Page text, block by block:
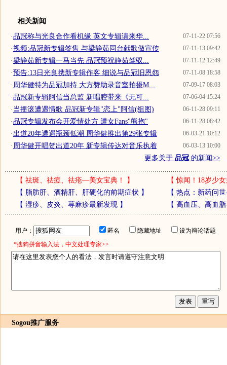
相关新闻
07-11-22 07:56
·品冠称与光良合作看机缘 英文专辑请来华...
07-11-13 09:42
·视频:品冠新专辑签售 与梁静茹同台献歌做宣传
07-11-12 12:49
·梁静茹新专辑一马当先 品冠预祝静茹驾驭...
07-11-08 18:58
·预告:13日光良携新专辑作客 细说与品冠旧恩怨
07-09-17 08:03
· 周华健特为品冠加持 大方赞助录音室拍摄M...
07-06-04 15:24
·品冠新专辑阿信当总监 新唱腔带来《无可...
06-11-28 09:11
·当摇滚遭遇情歌 品冠新专辑"恋上"阿信(组图)
06-11-28 08:42
·品冠专辑发布会开爱情处方 遭女Fans"熊抱"
06-03-21 10:12
·出道20年遭遇瓶颈低潮 周华健推出第29张专辑
06-03-13 10:00
· 周华健开唱贺出道20年 新专辑传达对音乐执着
更多关于 品冠的新闻>>
【 祛斑、祛痘、祛疮—美女宝典！ 】 【惊闻！18岁少
【 脂肪肝、酒精肝、肝硬化的前期症状 】 【 热点：新药问
【 湿疹、皮炎、荨麻疹最新发现】 【 高血压、高血
用户： 匿名 隐藏地址
设为辩论话题
*搜狗拼音输入法，中文处理专家>>
Sogou推广服务